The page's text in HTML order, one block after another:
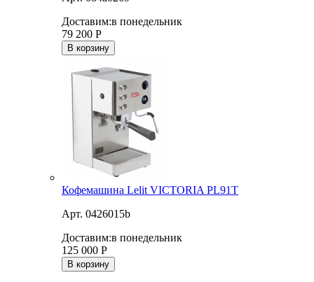
Доставим:в понедельник
79 200 Р
В корзину
Кофемашина Lelit VICTORIA PL91T
Арт. 0426015b
Доставим:в понедельник
125 000 Р
В корзину